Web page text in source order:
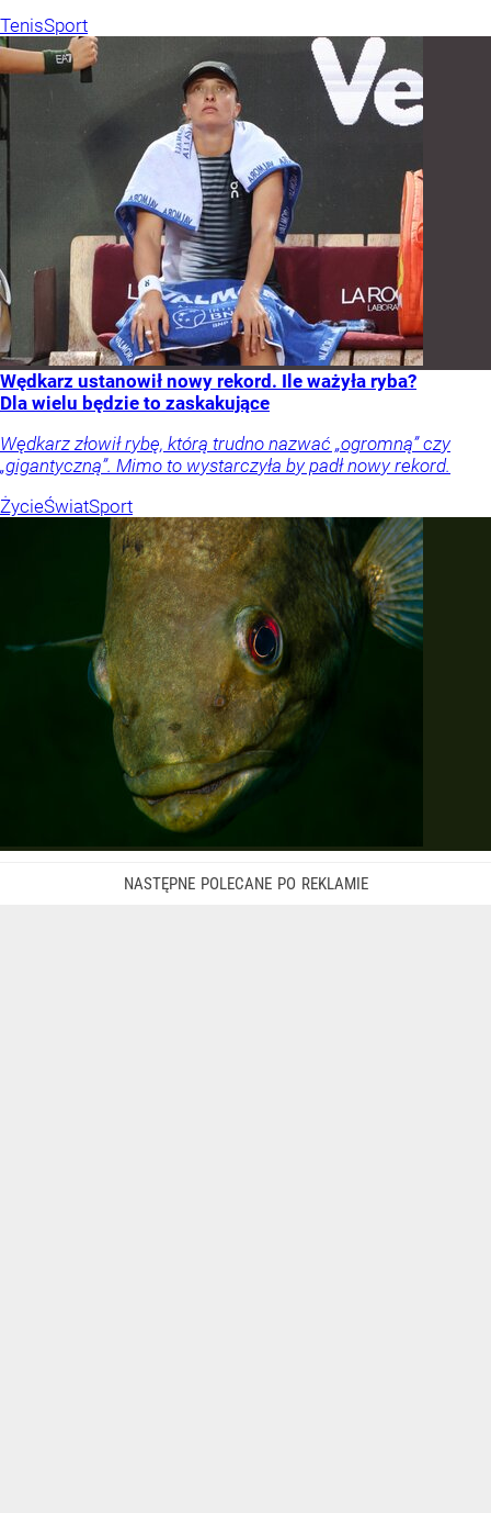
TenisSport
Wędkarz ustanowił nowy rekord. Ile ważyła ryba?
Dla wielu będzie to zaskakujące
Wędkarz złowił rybę, którą trudno nazwać „ogromną” czy
„gigantyczną”. Mimo to wystarczyła by padł nowy rekord.
ŻycieŚwiatSport